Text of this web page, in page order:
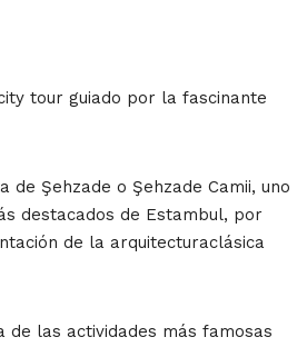
tour guiado por la fascinante
de Şehzade o Şehzade Camii, uno
destacados de Estambul, por
de la arquitecturaclásica
de las actividades más famosas